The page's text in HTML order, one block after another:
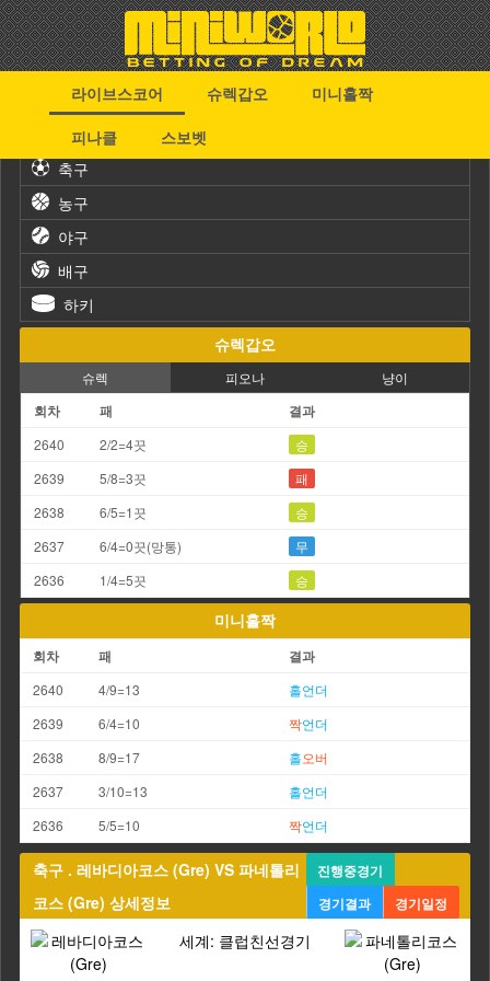
라이브스코어 슈렉갑오
미니홀짝
피나클
스보벳
축구
농구
야구
배구
하키
슈렉갑오
슈렉 피오나 냥이
회차 패 결과
2640 2/2=4끗
승
2639
5/8=3끗
패
2638
6/5=1끗
승
2637
6/4=0끗(망통)
무
2636
1/4=5끗 승
미니홀짝
회차 패 결과
2640 4/9=13 홀언더
2639
6/4=10 짝언더
2638
8/9=17 홀오버
2637
3/10=13 홀언더
2636
5/5=10 짝언더
축구 . 레바디아코스 (Gre) VS 파네톨리
코스 (Gre) 상세정보
진행중경기
경기결과
경기일정
세계: 클럽친선경기